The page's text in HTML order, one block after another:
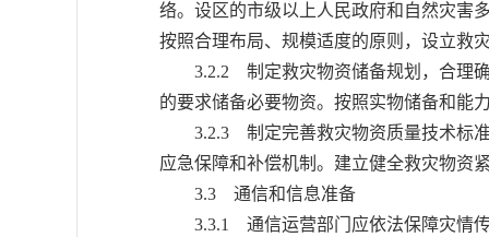
络。设区的市级以上人民政府和自然灾害
按照合理布局、规模适度的原则，设立救
3.2.2 制定救灾物资储备规划，合理确
的要求储备必要物资。按照实物储备和能
3.2.3 制定完善救灾物资质量技术标准
应急保障和补偿机制。建立健全救灾物资
3.3 通信和信息准备
3.3.1 通信运营部门应依法保障灾情传